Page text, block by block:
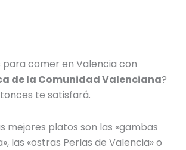
para comer en Valenciacon
de la Comunidad Valenciana?
te satisfará.
mejores platos son las «gambas
las «ostras Perlas de Valencia» o